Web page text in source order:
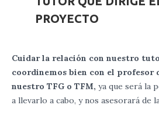
PROYECTO
Cuidar la relación con nuestro
coordinemos bien con el profesor
nuestro TFG o TFM, ya que será la
a llevarlo a cabo, y nos asesorará de